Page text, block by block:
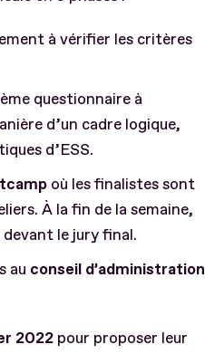
à vérifier les critères
questionnaire à
d’un cadre logique,
d’ESS.
où les finalistes sont
À la fin de la semaine,
le jury final.
au conseil d’administration
2022 pour proposer leur